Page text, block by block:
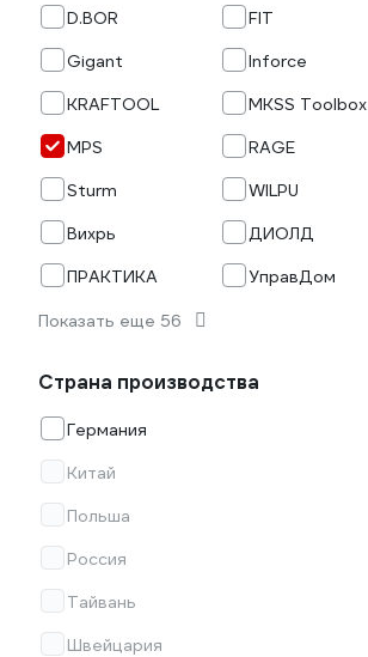
D.BOR
FIT
Gigant
Inforce
KRAFTOOL
MKSS Toolbox
MPS
RAGE
Sturm
WILPU
Вихрь
ДИОЛД
ПРАКТИКА
УправДом
Показать еще 56
Страна производства
Германия
Китай
Польша
Россия
Тайвань
Швейцария